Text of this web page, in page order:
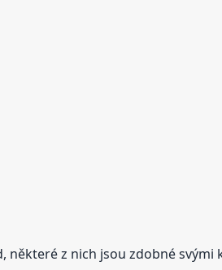
z nich jsou zdobné svými